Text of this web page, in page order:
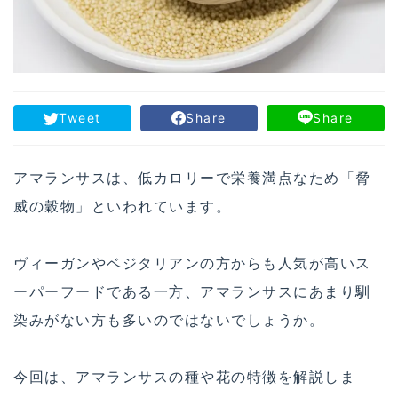
Tweet Share Share
アマランサスは、低カロリーで栄養満点なため「脅
威の穀物」といわれています。
ヴィーガンやベジタリアンの方からも人気が高いス
ーパーフードである一方、アマランサスにあまり馴
染みがない方も多いのではないでしょうか。
今回は、アマランサスの種や花の特徴を解説しま